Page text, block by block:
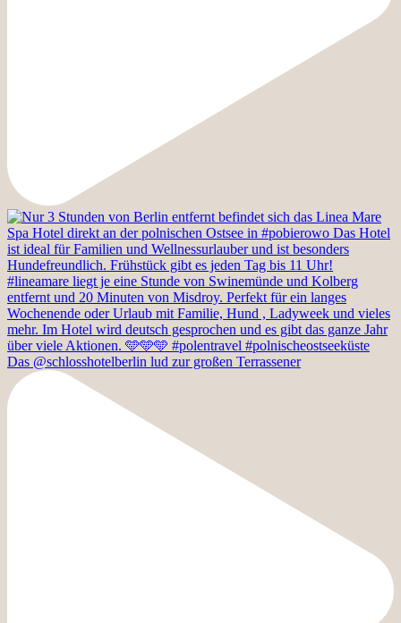
Das @schlosshotelberlin lud zur großen Terrassener